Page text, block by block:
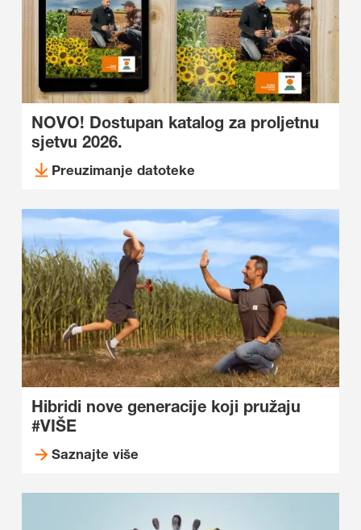
NOVO! Dostupan katalog za proljetnu
sjetvu 2026.
Preuzimanje datoteke
Hibridi nove generacije koji pružaju
#VIŠE
Saznajte više